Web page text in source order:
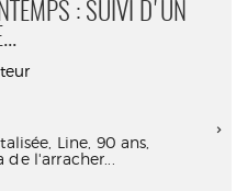
: SUIVI D'UN
Line, 90 ans,
l'arracher...